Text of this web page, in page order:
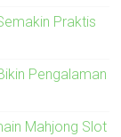
Praktis
Pengalaman
Mahjong Slot